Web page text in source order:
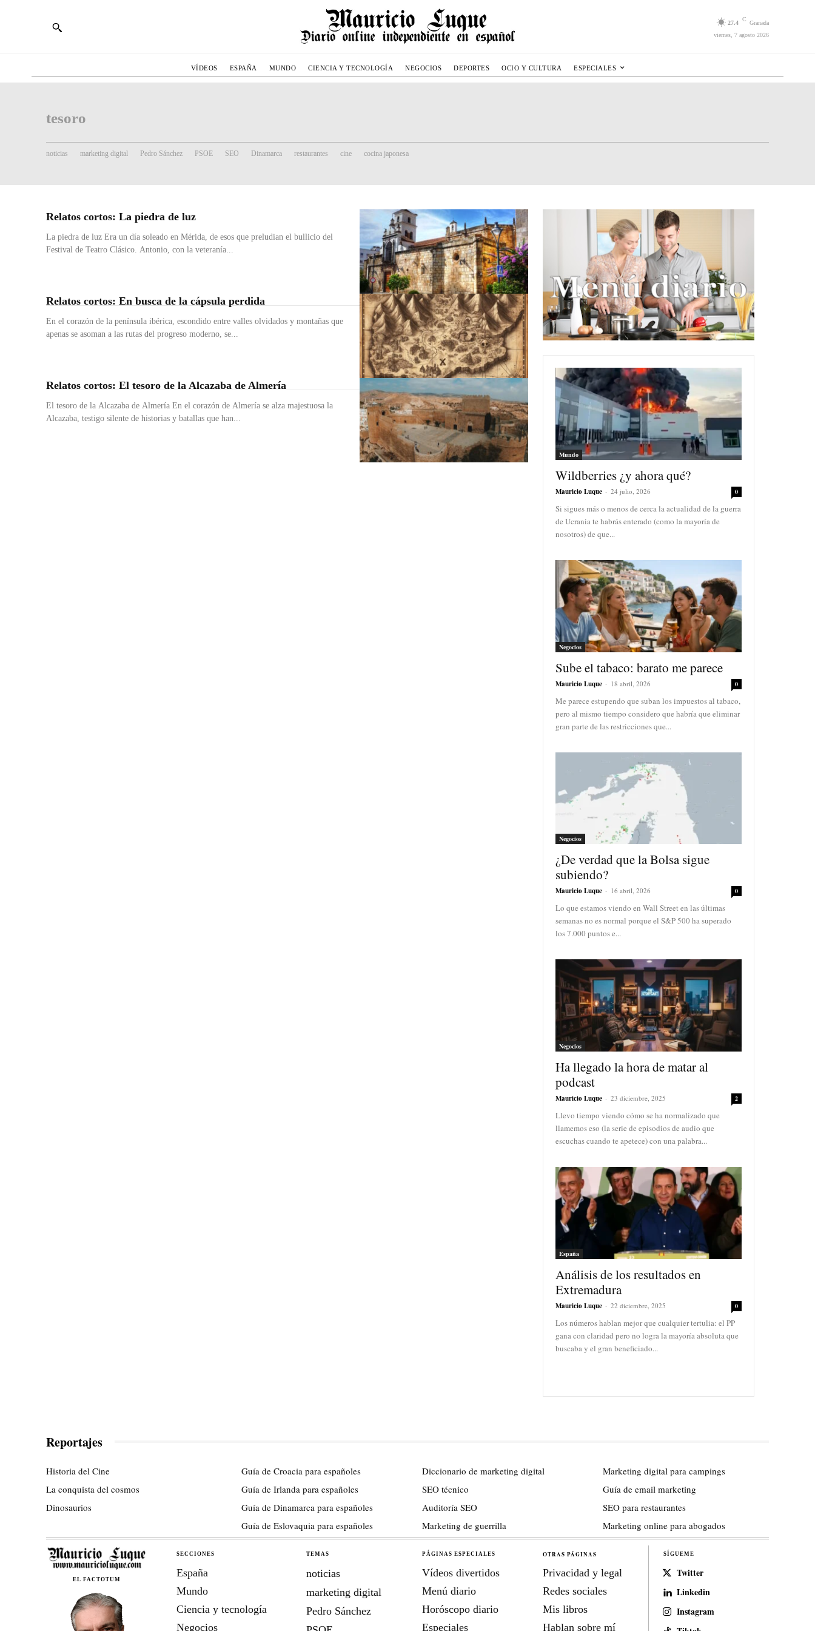
27.4
C
Granada
viernes, 7 agosto 2026
VÍDEOS ESPAÑA MUNDO CIENCIA Y TECNOLOGÍA NEGOCIOS DEPORTES OCIO Y CULTURA ESPECIALES
tesoro
noticias marketing digital Pedro Sánchez PSOE SEO Dinamarca restaurantes cine cocina japonesa
Relatos cortos: La piedra de luz
La piedra de luz Era un día soleado en Mérida, de esos que preludian el bullicio del
Festival de Teatro Clásico. Antonio, con la veteranía...
Relatos cortos: En busca de la cápsula perdida
En el corazón de la península ibérica, escondido entre valles olvidados y montañas que
apenas se asoman a las rutas del progreso moderno, se...
Relatos cortos: El tesoro de la Alcazaba de Almería
El tesoro de la Alcazaba de Almería En el corazón de Almería se alza majestuosa la
Alcazaba, testigo silente de historias y batallas que han...
Mundo
Wildberries ¿y ahora qué?
Mauricio Luque - 24 julio, 2026 0
Si sigues más o menos de cerca la actualidad de la guerra
de Ucrania te habrás enterado (como la mayoría de
nosotros) de que...
Negocios
Sube el tabaco: barato me parece
Mauricio Luque - 18 abril, 2026 0
Me parece estupendo que suban los impuestos al tabaco,
pero al mismo tiempo considero que habría que eliminar
gran parte de las restricciones que...
Negocios
¿De verdad que la Bolsa sigue
subiendo?
Mauricio Luque - 16 abril, 2026 0
Lo que estamos viendo en Wall Street en las últimas
semanas no es normal porque el S&P 500 ha superado
los 7.000 puntos e...
Negocios
Ha llegado la hora de matar al
podcast
Mauricio Luque - 23 diciembre, 2025 2
Llevo tiempo viendo cómo se ha normalizado que
llamemos eso (la serie de episodios de audio que
escuchas cuando te apetece) con una palabra...
España
Análisis de los resultados en
Extremadura
Mauricio Luque - 22 diciembre, 2025 0
Los números hablan mejor que cualquier tertulia: el PP
gana con claridad pero no logra la mayoría absoluta que
buscaba y el gran beneficiado...
Reportajes
Historia del Cine
La conquista del cosmos
Dinosaurios
Guía de Croacia para españoles
Guía de Irlanda para españoles
Guía de Dinamarca para españoles
Guía de Eslovaquia para españoles
Diccionario de marketing digital
SEO técnico
Auditoría SEO
Marketing de guerrilla
Marketing digital para campings
Guía de email marketing
SEO para restaurantes
Marketing online para abogados
EL FACTOTUM
SECCIONES
España
Mundo
Ciencia y tecnología
Negocios
TEMAS
noticias
marketing digital
Pedro Sánchez
PÁGINAS ESPECIALES
Vídeos divertidos
Menú diario
Horóscopo diario
Especiales
OTRAS PÁGINAS
Privacidad y legal
Redes sociales
Mis libros
Hablan sobre mí
SÍGUEME
Twitter
Linkedin
Instagram